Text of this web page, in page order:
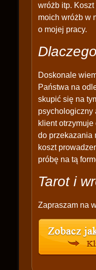
wróżb itp.
moich wróżb w
o mojej pracy.
Doskonale
Państwa na
skupić się na
psychologiczny
klient
do przekazania
koszt
próbę na tą
Tarot i
Zapraszam na